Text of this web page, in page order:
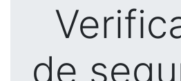
de